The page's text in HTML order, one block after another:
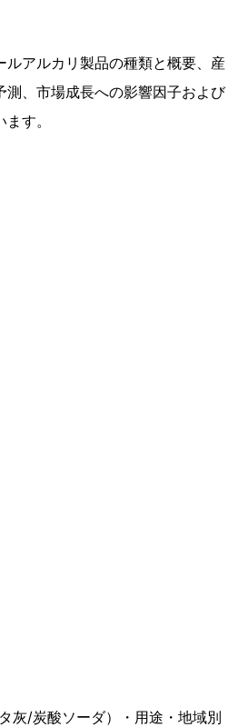
アルカリ製品の種類と概要、産
、市場成長への影響因子および
す。
灰/炭酸ソーダ）・用途・地域別